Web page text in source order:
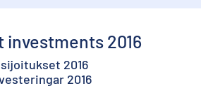
investments 2016
2016
2016